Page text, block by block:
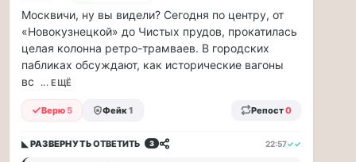
Москвичи,
привет!
Пока
мы
тут
столице
обсуждаем
новые
Москвичи, ну вы видели? Сегодня по центру, от
«Новокузнецкой» до Чистых прудов, прокатилась
целая колонна ретро-трамваев. В городских
пабликах обсуждают, как исторические вагоны
вс
... ЕЩЁ
Верю 5 Фейк1 Репост0
◣ РАЗВЕРНУТЬОТВЕТИТЬ 3 22:57✓✓